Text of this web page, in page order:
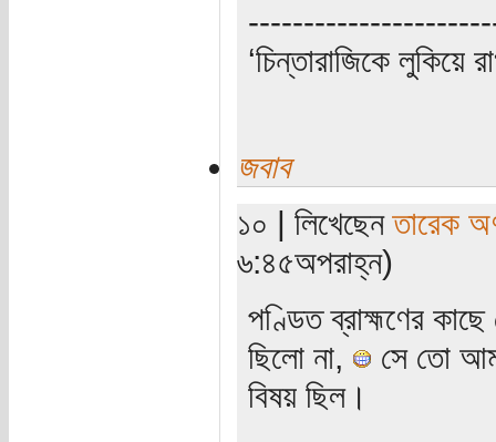
‘চিন্তারাজিকে লুকিয়ে
জবাব
১০ | লিখেছেনতারেক
৬:৪৫অপরাহ্ন)
পণ্ডিত ব্রাহ্মণের
ছিলো না,
সে তো
বিষয় ছিল।